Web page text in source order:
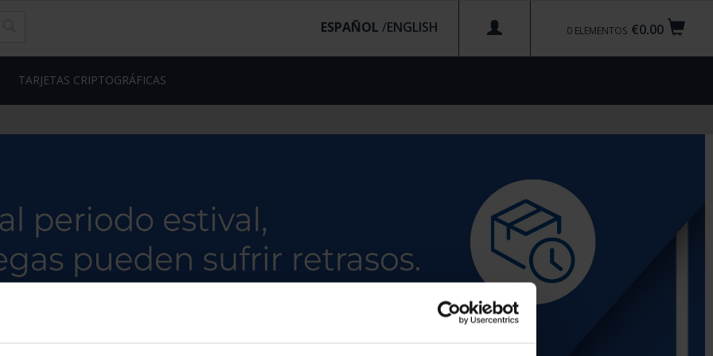
€0.00
0 ELEMENTOS
ESPAÑOL /
TARJETAS CRIPTOGRÁFICAS